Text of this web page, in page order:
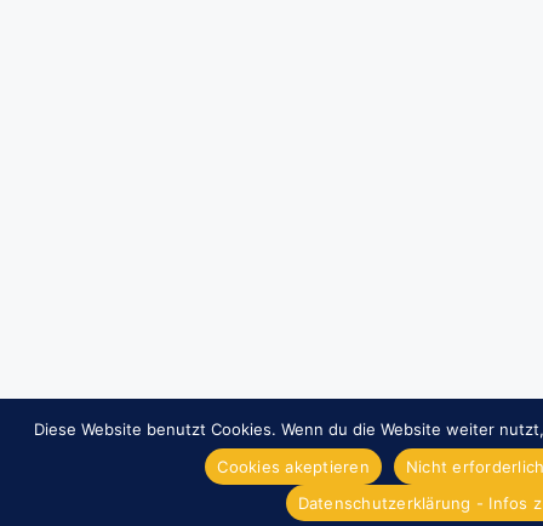
Diese Website benutzt Cookies. Wenn du die Website weiter
Cookies akeptieren
Nicht
Datenschutzerklärung - Infos